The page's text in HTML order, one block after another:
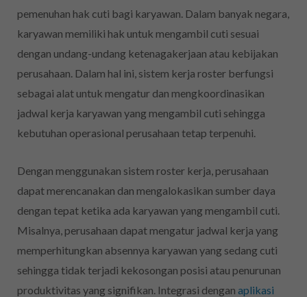
pemenuhan hak cuti bagi karyawan. Dalam banyak negara,
karyawan memiliki hak untuk mengambil cuti sesuai
dengan undang-undang ketenagakerjaan atau kebijakan
perusahaan. Dalam hal ini, sistem kerja roster berfungsi
sebagai alat untuk mengatur dan mengkoordinasikan
jadwal kerja karyawan yang mengambil cuti sehingga
kebutuhan operasional perusahaan tetap terpenuhi.
Dengan menggunakan sistem roster kerja, perusahaan
dapat merencanakan dan mengalokasikan sumber daya
dengan tepat ketika ada karyawan yang mengambil cuti.
Misalnya, perusahaan dapat mengatur jadwal kerja yang
memperhitungkan absennya karyawan yang sedang cuti
sehingga tidak terjadi kekosongan posisi atau penurunan
produktivitas yang signifikan. Integrasi dengan aplikasi